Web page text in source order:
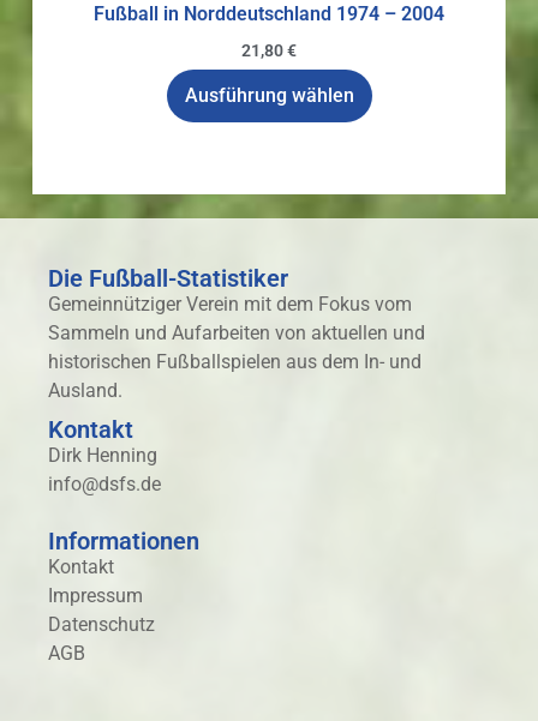
Fußball in Norddeutschland 1974 – 2004
21,80€
Ausführung wählen
Die Fußball-Statistiker
Gemeinnütziger Verein mit dem Fokus vom
Sammeln und Aufarbeiten von aktuellen und
historischen Fußballspielen aus dem In- und
Ausland.
Kontakt
Dirk Henning
info@dsfs.de
Informationen
Kontakt
Impressum
Datenschutz
AGB